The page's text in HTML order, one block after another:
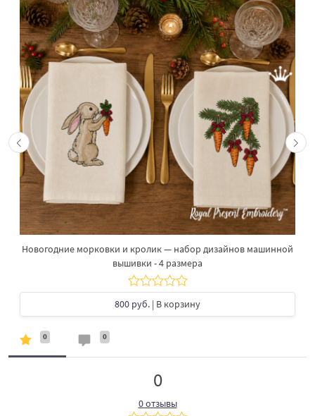
Новогодние морковки и кролик — набор дизайнов машинной
вышивки - 4 размера
800 руб. | В корзину
0 0
0
0 отзывы